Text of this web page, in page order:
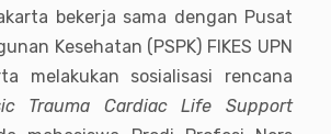
bekerja sama dengan Pusat
Kesehatan (PSPK) FIKES UPN
melakukan sosialisasi rencana
Trauma Cardiac Life Support